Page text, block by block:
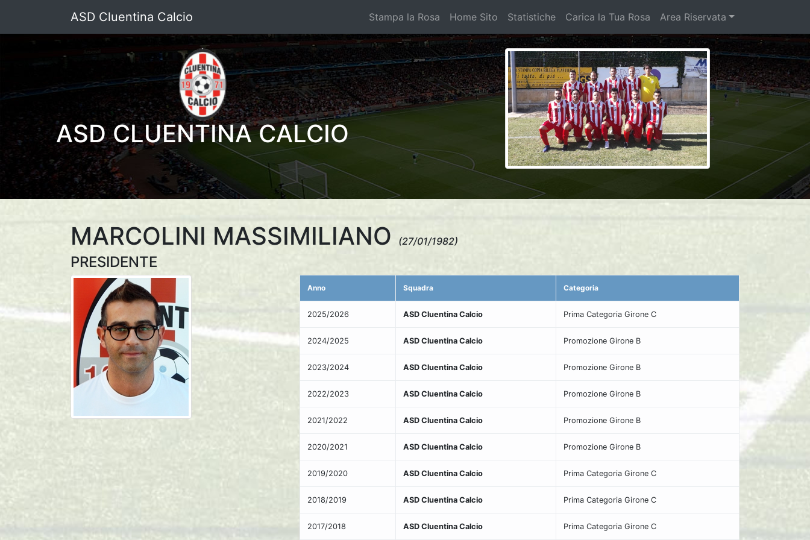
ASD Cluentina Calcio Stampa la Rosa Home Sito Statistiche Carica la Tua Rosa Area Riservata
ASD CLUENTINA CALCIO
MARCOLINI MASSIMILIANO (27/01/1982)
PRESIDENTE
Anno Squadra Categoria
2025/2026 ASD Cluentina Calcio Prima Categoria Girone C
2024/2025 ASD Cluentina Calcio Promozione Girone B
2023/2024 ASD Cluentina Calcio Promozione Girone B
2022/2023 ASD Cluentina Calcio Promozione Girone B
2021/2022 ASD Cluentina Calcio Promozione Girone B
2020/2021 ASD Cluentina Calcio Promozione Girone B
2019/2020 ASD Cluentina Calcio Prima Categoria Girone C
2018/2019 ASD Cluentina Calcio Prima Categoria Girone C
2017/2018 ASD Cluentina Calcio Prima Categoria Girone C